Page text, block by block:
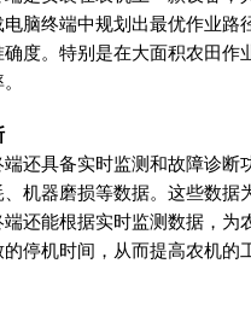
脑终端中规划出最优作业
度。特别是在大面积农田
还具备实时监测和故障诊
机器磨损等数据。这些数
还能根据实时监测数据，
停机时间，从而提高农机的